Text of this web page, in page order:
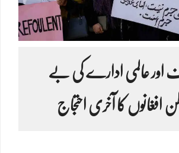
اور عالمی ادارے کی بے
کا آخری احتجاج